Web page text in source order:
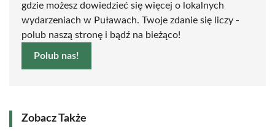
gdzie możesz dowiedzieć się więcej o lokalnych
wydarzeniach w Puławach. Twoje zdanie się liczy -
polub naszą stronę i bądź na bieżąco!
Polub nas!
Zobacz Także